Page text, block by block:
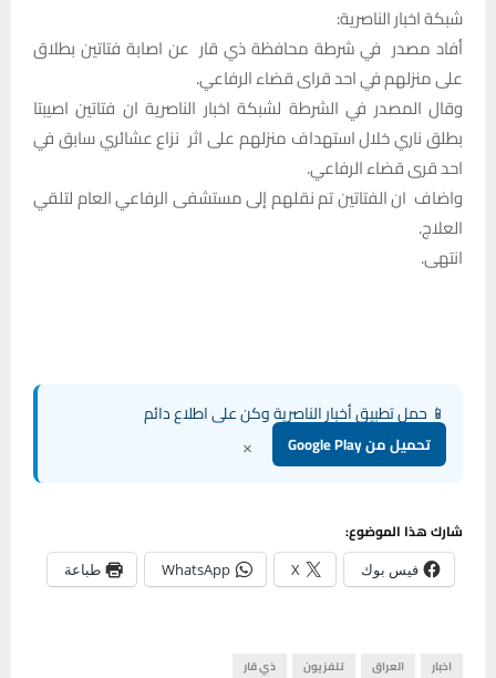
شبكة اخبار الناصرية:
أفاد مصدر في شرطة محافظة ذي قار عن اصابة فتاتين بطلاق
على منزلهم في احد قراى قضاء الرفاعي.
وقال المصدر في الشرطة لشبكة اخبار الناصرية ان فتاتين اصيبتا
بطلق ناري خلال استهداف منزلهم على اثر نزاع عشائري سابق في
احد قرى قضاء الرفاعي.
واضاف ان الفتاتين تم نقلهم إلى مستشفى الرفاعي العام لتلقي
العلاج.
انتهى.
📱 حمل تطبيق أخبار الناصرية وكن على اطلاع دائم
تحميل من Google Play ×
شارك هذا الموضوع:
فيس بوك X
WhatsApp طباعة
اخبار العراق تلفزيون ذي قار